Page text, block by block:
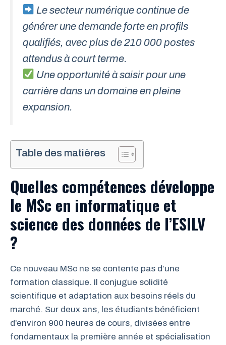
Le secteur numérique continue de
générer une demande forte en profils
qualifiés, avec plus de 210 000 postes
attendus à court terme.
Une opportunité à saisir pour une
carrière dans un domaine en pleine
expansion.
Table des matières
Quelles compétences développe
le MSc en informatique et
science des données de l’ESILV
?
Ce nouveau MSc ne se contente pas d’une
formation classique. Il conjugue solidité
scientifique et adaptation aux besoins réels du
marché. Sur deux ans, les étudiants bénéficient
d’environ 900 heures de cours, divisées entre
fondamentaux la première année et spécialisation